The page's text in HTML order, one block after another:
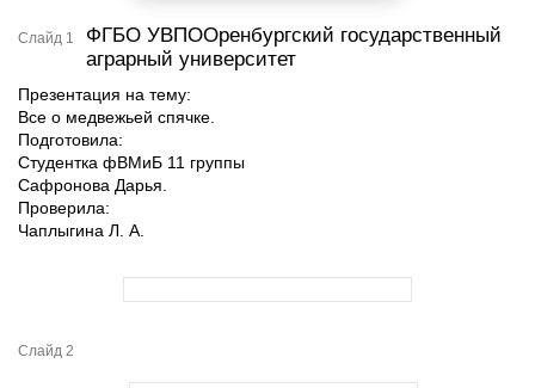
Слайд 1
ФГБО УВПООренбургский государственный
аграрный университет
Презентация на тему:
Все о медвежьей спячке.
Подготовила:
Студентка фВМиБ 11 группы
Сафронова Дарья.
Проверила:
Чаплыгина Л. А.
Слайд 2